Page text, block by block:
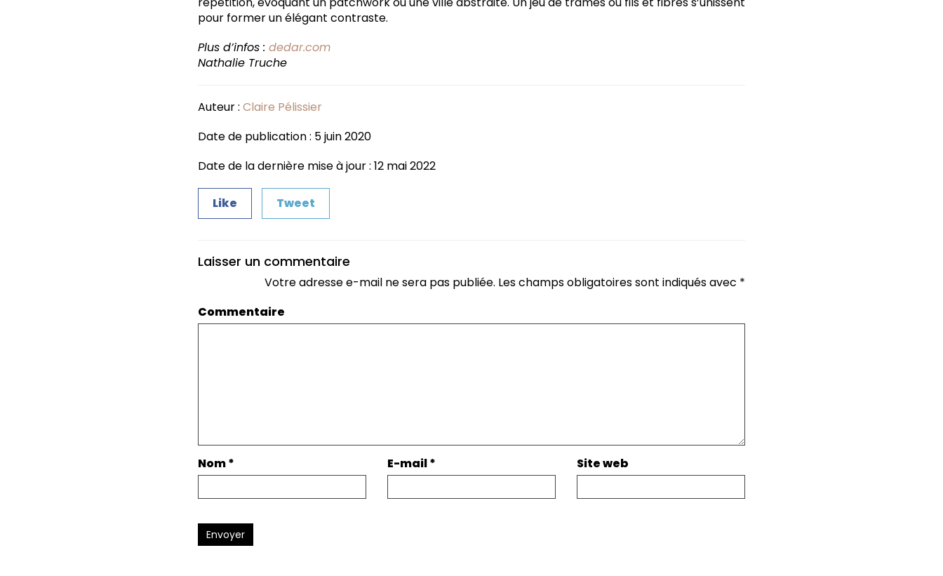
pour former un élégant contraste.
Plus d’infos : dedar.com
Nathalie Truche
Auteur : Claire Pélissier
Date de publication : 5 juin 2020
Date de la dernière mise à jour : 12 mai 2022
Like Tweet
Laisser un commentaire
Votre adresse e-mail ne sera pas publiée. Les champs obligatoires sont indiqués avec *
Commentaire
Nom* E-mail* Site web
Envoyer